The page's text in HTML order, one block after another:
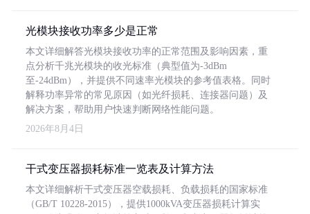
光模块接收功率多少是正常
本文详细解答光模块接收功率的正常范围及影响因素，重
点分析千兆光模块的收光标准（典型值为-3dBm
至-24dBm），并提供不同速率光模块的参考值表格。同时
解释功率异常的常见原因（如光纤损耗、连接器问题）及
解决方案，帮助用户快速判断网络性能问题。
2026年8月4日
干式变压器损耗标准一览表及计算方法
本文详细解析干式变压器空载损耗、负载损耗的国家标准
（GB/T 10228-2015），提供1000kVA变压器损耗计算实